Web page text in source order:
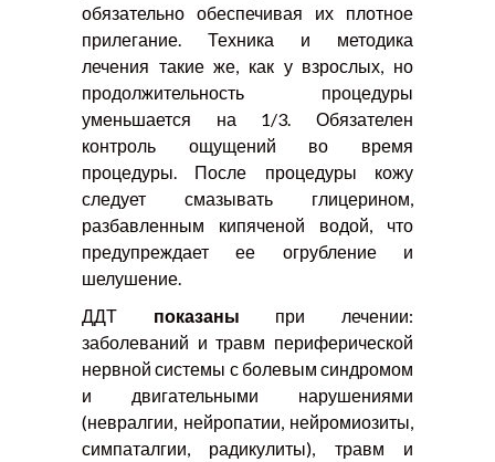
обязательно обеспечивая их плотное
прилегание. Техника и методика
лечения такие же, как у взрослых, но
продолжительность процедуры
уменьшается на 1/3. Обязателен
контроль ощущений во время
процедуры. После процедуры кожу
следует смазывать глицерином,
разбавленным кипяченой водой, что
предупреждает ее огрубление и
шелушение.
ДДТ показаны при лечении:
заболеваний и травм периферической
нервной системы с болевым синдромом
и двигательными нарушениями
(невралгии, нейропатии, нейромиозиты,
симпаталгии, радикулиты), травм и